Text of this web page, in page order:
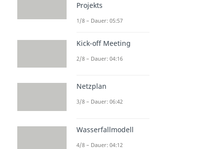
Projekts
1/8 – Dauer: 05:57
Kick-off Meeting
2/8 – Dauer: 04:16
Netzplan
3/8 – Dauer: 06:42
Wasserfallmodell
4/8 – Dauer: 04:12